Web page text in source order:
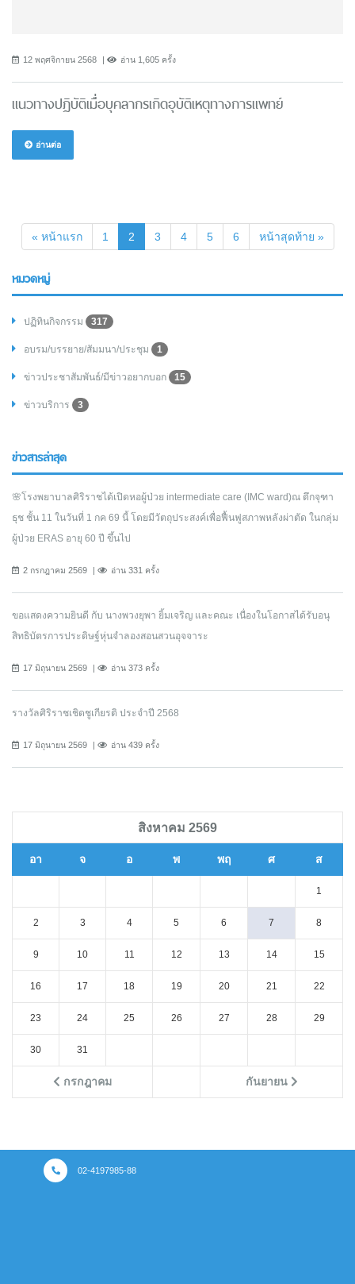
12 พฤศจิกายน 2568 อ่าน 1,605 ครั้ง
แนวทางปฏิบัติเมื่อบุคลากรเกิดอุบัติเหตุทางการแพทย์
อ่านต่อ
« หน้าแรก 1 2(current)
3 4 5 6 หน้าสุดท้าย »
หมวดหมู่
ปฏิทินกิจกรรม 317
อบรม/บรรยาย/สัมมนา/ประชุม 1
ข่าวประชาสัมพันธ์/มีข่าวอยากบอก 15
ข่าวบริการ 3
ข่าวสารล่าสุด
🌸โรงพยาบาลศิริราชได้เปิดหอผู้ป่วย intermediate care (IMC ward)ณ ตึกจุฑา
ธุช ชั้น 11 ในวันที่ 1 กค 69 นี้ โดยมีวัตถุประสงค์เพื่อฟื้นฟูสภาพหลังผ่าตัด ในกลุ่ม
ผู้ป่วย ERAS อายุ 60 ปี ขึ้นไป
2 กรกฎาคม 2569 อ่าน 331 ครั้ง
ขอแสดงความยินดี กับ นางพวงยุพา ยิ้มเจริญ และคณะ เนื่องในโอกาสได้รับอนุ
สิทธิบัตรการประดิษฐ์หุ่นจำลองสอนสวนอุจจาระ
17 มิถุนายน 2569 อ่าน 373 ครั้ง
รางวัลศิริราชเชิดชูเกียรติ ประจำปี 2568
17 มิถุนายน 2569 อ่าน 439 ครั้ง
สิงหาคม 2569
อา จ อ พ พฤ ศ ส
กรกฎาคม กันยายน
1
2 3 4 5 6 7 8
9 10 11 12 13 14 15
16 17 18 19 20 21 22
23 24 25 26 27 28 29
30 31
02-4197985-88